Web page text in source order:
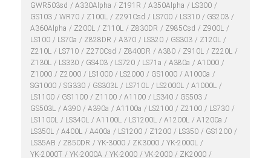
GWR503sd
A330Alpha Z191R A350Alpha
LS300
GS103
WR70 Z100L Z291Csd LS700 LS310
GS203
A360Alpha
Z200L Z110L Z830DR Z985Csd
Z900L
LS100
LS70a Z828DR A370 LS320 GS303
Z120L
Z210L
LS710 Z270Csd Z840DR A380 Z910L
Z220L
Z130L
LS330 GS403 LS720 LS71a A380a
A1000
Z1000
Z2000 LS1000 LS2000 GS1000
A1000a
SG1000
SG330 GS303L LS710L LS2000L
A1000L
LS1100
GS1100 Z1100 A1100 LS340
GS503
GS503L
A390 A390a A1100a LS2100 Z2100
LS730
LS1100L
LS340L A1100L LS1200L A1200L
A1200a
LS350L
A400L A400a LS1200 Z1200 LS350
GS1200
LS35AB
Z850DR YK-3000 ZK3000
YK-2000L
YK-2000T
YK-2000A YK-2000 VK-2000
ZK2000